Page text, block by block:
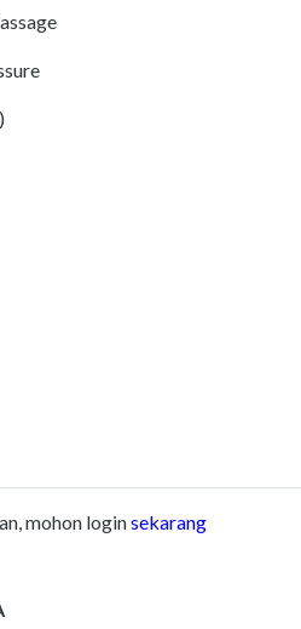
mohon loginsekarang